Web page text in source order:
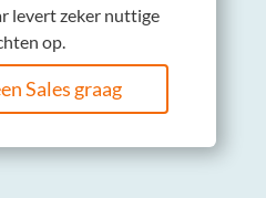
levert zeker nuttige
op.
Sales graag